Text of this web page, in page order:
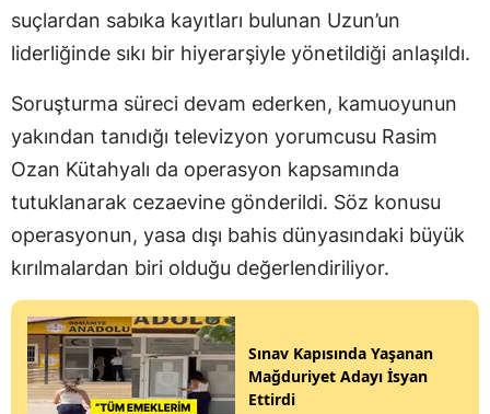
suçlardan sabıka kayıtları bulunan Uzun’un
liderliğinde sıkı bir hiyerarşiyle yönetildiği anlaşıldı.
Soruşturma süreci devam ederken, kamuoyunun
yakından tanıdığı televizyon yorumcusu Rasim
Ozan Kütahyalı da operasyon kapsamında
tutuklanarak cezaevine gönderildi. Söz konusu
operasyonun, yasa dışı bahis dünyasındaki büyük
kırılmalardan biri olduğu değerlendiriliyor.
Sınav Kapısında Yaşanan
Mağduriyet Adayı İsyan
Ettirdi